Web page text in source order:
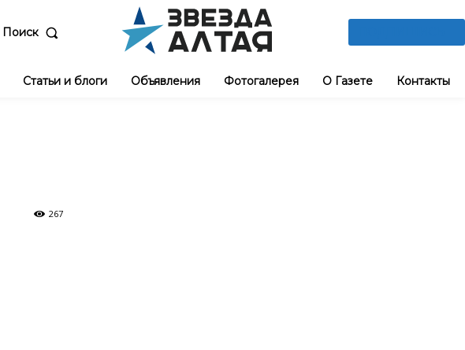
Поиск
Статьи и блоги Объявления Фотогалерея О Газете Контакты
267